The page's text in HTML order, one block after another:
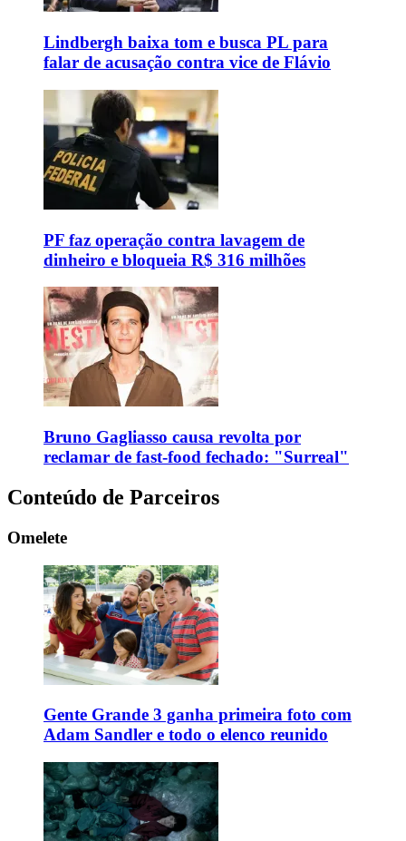
Lindbergh baixa tom e busca PL para
falar de acusação contra vice de Flávio
PF faz operação contra lavagem de
dinheiro e bloqueia R$ 316 milhões
Bruno Gagliasso causa revolta por
reclamar de fast-food fechado: "Surreal"
Conteúdo de Parceiros
Omelete
Gente Grande 3 ganha primeira foto com
Adam Sandler e todo o elenco reunido